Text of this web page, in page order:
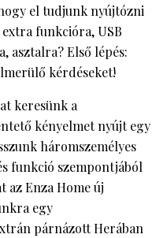
el tudjunk nyújtózni
funkcióra, USB
asztalra? Első lépés:
kérdéseket!
keresünk a
kényelmet nyújt egy
háromszemélyes
funkció szempontjából
az Enza Home új
egy
párnázott Herában